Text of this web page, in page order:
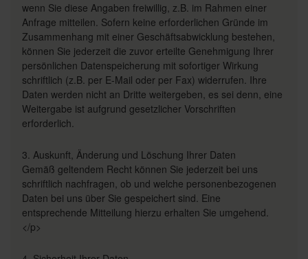
wenn Sie diese Angaben freiwillig, z.B. im Rahmen einer
Anfrage mitteilen. Sofern keine erforderlichen Gründe im
Zusammenhang mit einer Geschäftsabwicklung bestehen,
können Sie jederzeit die zuvor erteilte Genehmigung Ihrer
persönlichen Datenspeicherung mit sofortiger Wirkung
schriftlich (z.B. per E-Mail oder per Fax) widerrufen. Ihre
Daten werden nicht an Dritte weitergeben, es sei denn, eine
Weitergabe ist aufgrund gesetzlicher Vorschriften
erforderlich.
3. Auskunft, Änderung und Löschung Ihrer Daten
Gemäß geltendem Recht können Sie jederzeit bei uns
schriftlich nachfragen, ob und welche personenbezogenen
Daten bei uns über Sie gespeichert sind. Eine
entsprechende Mitteilung hierzu erhalten Sie umgehend.
</p>